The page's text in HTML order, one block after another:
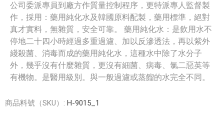
公司委派專員到廠方作質量控制程序，更特派專人監督製
作，採用：藥用純化水及韓國原料配製，藥用標準，絕對
真才實料，無雜質，安全可靠。 藥用純化水：是飲用水不
停地二十四小時經過多重過濾、加以反滲透法，再以紫外
綫殺菌、消毒而成的藥用純化水，這種水中除了水分子
外，幾乎沒有什麼雜質，更沒有細菌、病毒、氯二惡英等
有機物。是醫用級別。與一般過濾或蒸餾的水完全不同。
商品料號（SKU）: H-9015_1